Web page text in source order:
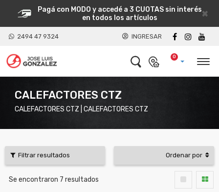
×
Pagá con MODO y accedé a 3 CUOTAS sin interés
en todos los artículos
2494 47 9324 INGRESAR
0
CALEFACTORES CTZ
CALEFACTORES CTZ | CALEFACTORES CTZ
Filtrar resultados Ordenar por
Se encontraron 7 resultados